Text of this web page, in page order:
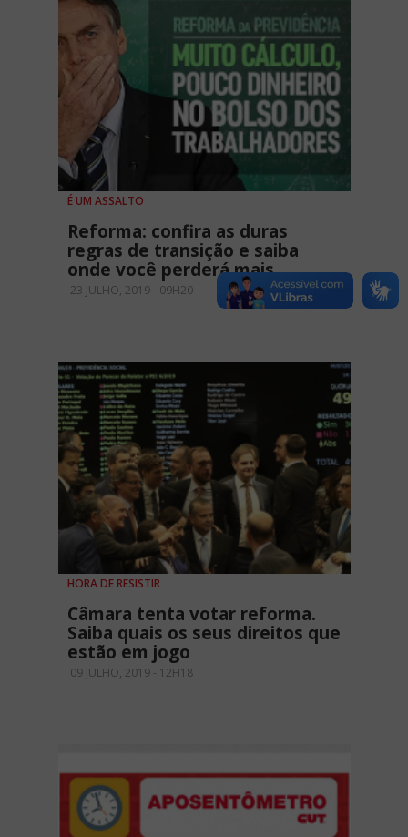
É UM ASSALTO
Reforma: confira as duras
regras de transição e saiba
onde você perderá mais
23 JULHO, 2019 - 09H20
HORA DE RESISTIR
Câmara tenta votar reforma.
Saiba quais os seus direitos que
estão em jogo
09 JULHO, 2019 - 12H18